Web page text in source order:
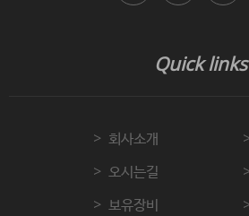
Quick links
회사소개
오시는길
보유장비